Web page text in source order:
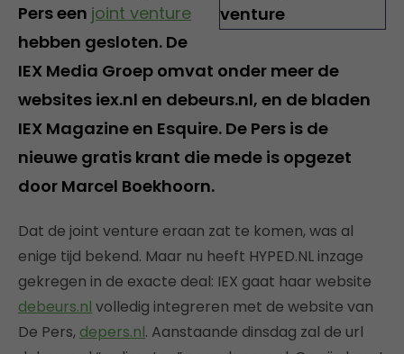
Pers een joint venture
hebben gesloten. De
IEX Media Groep omvat onder meer de
websites iex.nl en debeurs.nl, en de bladen
IEX Magazine en Esquire. De Pers is de
nieuwe gratis krant die mede is opgezet
door Marcel Boekhoorn.
Dat de joint venture eraan zat te komen, was al
enige tijd bekend. Maar nu heeft HYPED.NL inzage
gekregen in de exacte deal: IEX gaat haar website
debeurs.nl volledig integreren met de website van
De Pers, depers.nl. Aanstaande dinsdag zal de url